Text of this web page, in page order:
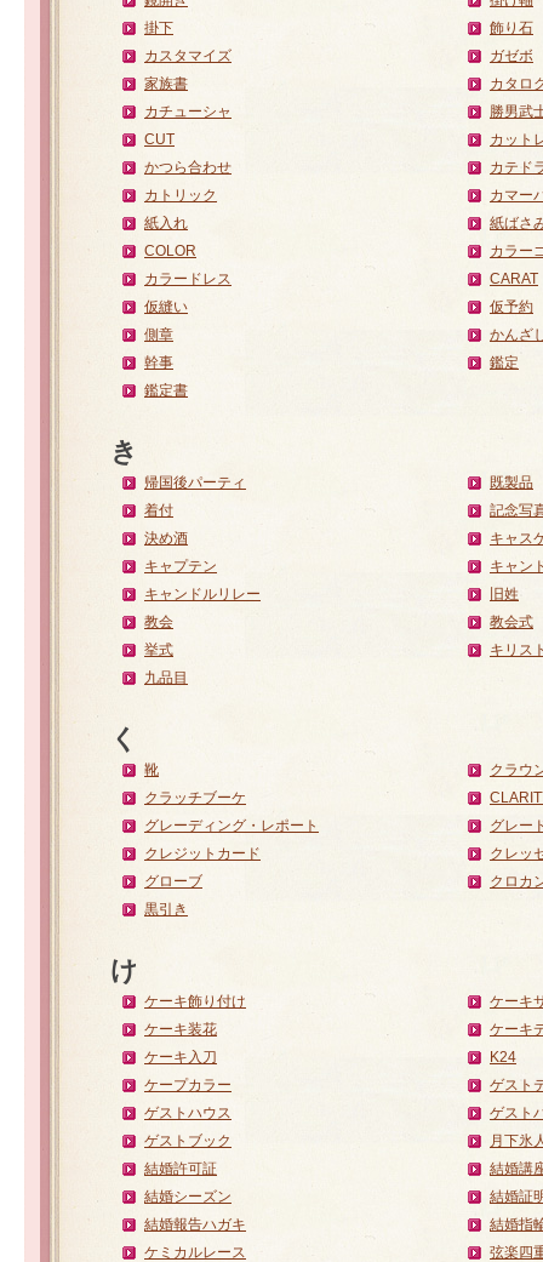
掛下
飾り石
カスタマイズ
ガゼボ
家族書
カタロ
カチューシャ
勝男武
CUT
カット
かつら合わせ
カテド
カトリック
カマー
紙入れ
紙ばさ
COLOR
カラー
カラードレス
CARAT
仮縫い
仮予約
側章
かんざ
幹事
鑑定
鑑定書
き
帰国後パーティ
既製品
着付
記念写
決め酒
キャス
キャプテン
キャン
キャンドルリレー
旧姓
教会
教会式
挙式
キリス
九品目
く
靴
クラウ
クラッチブーケ
グレーディング・レポート
グレー
クレジットカード
クレッ
グローブ
クロカ
黒引き
け
ケーキ飾り付け
ケーキ
ケーキ装花
ケーキ
ケーキ入刀
K24
ケープカラー
ゲスト
ゲストハウス
ゲスト
ゲストブック
月下氷
結婚許可証
結婚講
結婚シーズン
結婚証
結婚報告ハガキ
結婚指
ケミカルレース
弦楽四